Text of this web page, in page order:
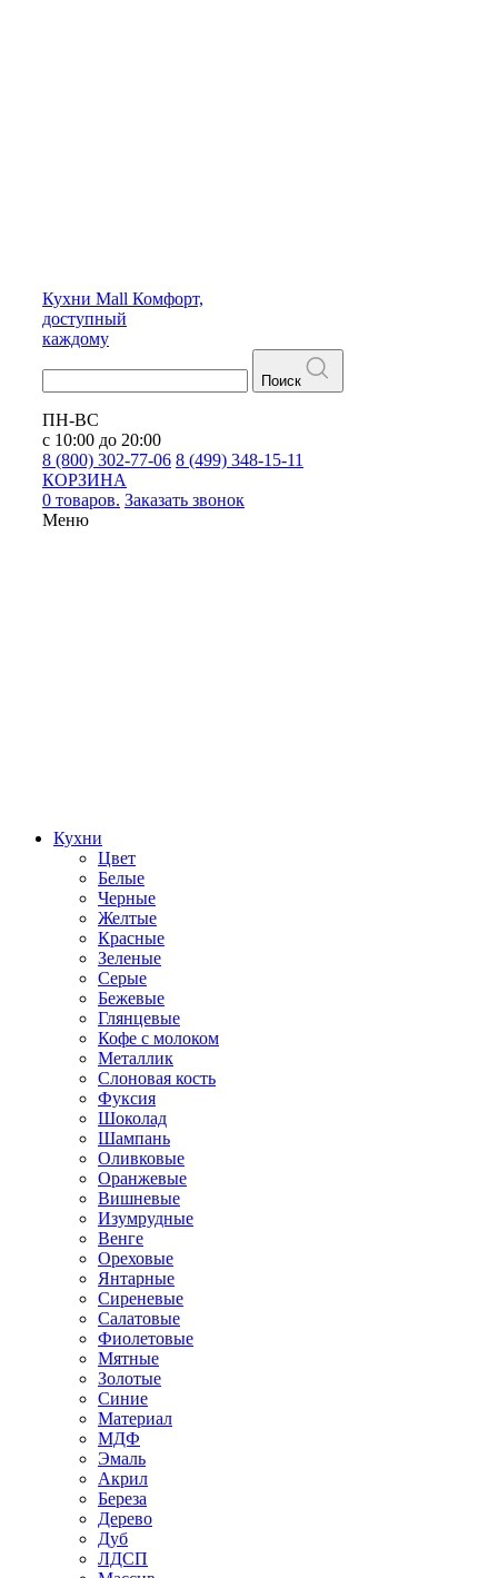
Кухни Mall Комфорт,
доступный
каждому
Поиск
ПН-ВС
с 10:00 до 20:00
8 (800) 302-77-06 8 (499) 348-15-11
КОРЗИНА
0 товаров. Заказать звонок
Меню
Кухни
Цвет
Белые
Черные
Желтые
Красные
Зеленые
Серые
Бежевые
Глянцевые
Кофе с молоком
Металлик
Слоновая кость
Фуксия
Шоколад
Шампань
Оливковые
Оранжевые
Вишневые
Изумрудные
Венге
Ореховые
Янтарные
Сиреневые
Салатовые
Фиолетовые
Мятные
Золотые
Синие
Материал
МДФ
Эмаль
Акрил
Береза
Дерево
Дуб
ЛДСП